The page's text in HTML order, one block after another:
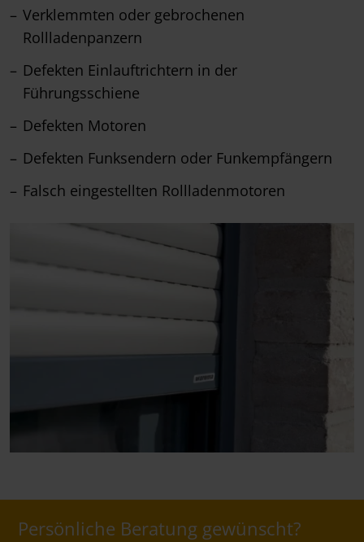
Verklemmten oder gebrochenen
Rollladenpanzern
Defekten Einlauftrichtern in der
Führungsschiene
Defekten Motoren
Defekten Funksendern oder Funkempfängern
Falsch eingestellten Rollladenmotoren
Persönliche Beratung gewünscht?